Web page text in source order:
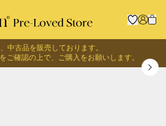
中古品を販売しております。
ご確認の上で、 ご購入をお願いします。